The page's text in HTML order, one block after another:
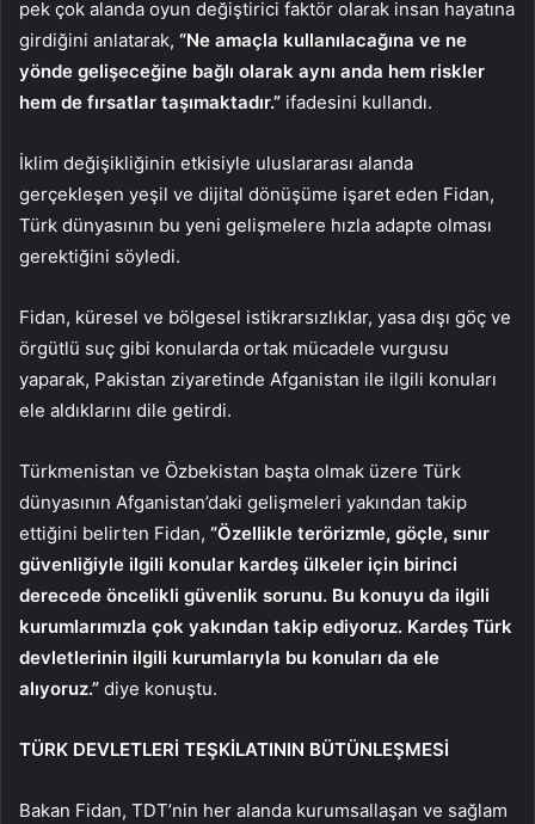
pek çok alanda oyun değiştirici faktör olarak insan hayatına
girdiğini anlatarak, “Ne amaçla kullanılacağına ve ne
yönde gelişeceğine bağlı olarak aynı anda hem riskler
hem de fırsatlar taşımaktadır.” ifadesini kullandı.
İklim değişikliğinin etkisiyle uluslararası alanda
gerçekleşen yeşil ve dijital dönüşüme işaret eden Fidan,
Türk dünyasının bu yeni gelişmelere hızla adapte olması
gerektiğini söyledi.
Fidan, küresel ve bölgesel istikrarsızlıklar, yasa dışı göç ve
örgütlü suç gibi konularda ortak mücadele vurgusu
yaparak, Pakistan ziyaretinde Afganistan ile ilgili konuları
ele aldıklarını dile getirdi.
Türkmenistan ve Özbekistan başta olmak üzere Türk
dünyasının Afganistan’daki gelişmeleri yakından takip
ettiğini belirten Fidan, “Özellikle terörizmle, göçle, sınır
güvenliğiyle ilgili konular kardeş ülkeler için birinci
derecede öncelikli güvenlik sorunu. Bu konuyu da ilgili
kurumlarımızla çok yakından takip ediyoruz. Kardeş Türk
devletlerinin ilgili kurumlarıyla bu konuları da ele
alıyoruz.” diye konuştu.
TÜRK DEVLETLERİ TEŞKİLATININ BÜTÜNLEŞMESİ
Bakan Fidan, TDT’nin her alanda kurumsallaşan ve sağlam